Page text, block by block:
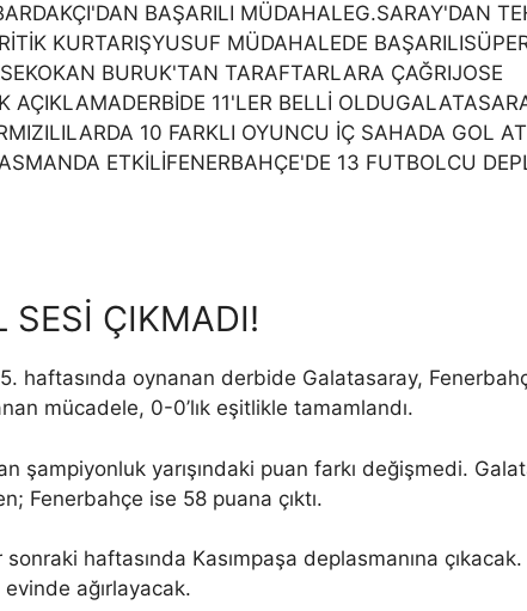
BAŞARILI MÜDAHALEG.SARAY'DAN
KURTARIŞYUSUF MÜDAHALEDE
BURUK'TAN TARAFTARLARA ÇAĞRIJOSE
AÇIKLAMADERBİDE 11'LER BELLİ
10 FARKLI OYUNCU İÇ SAHADA GOL
ETKİLİFENERBAHÇE'DE 13 FUTBOLCU
SESİ ÇIKMADI!
haftasında oynanan derbide Galatasaray,
mücadele, 0-0’lık eşitlikle tamamlandı.
şampiyonluk yarışındaki puan farkı değişmedi.
Fenerbahçe ise 58 puana çıktı.
sonraki haftasında Kasımpaşa deplasmanına
ağırlayacak.